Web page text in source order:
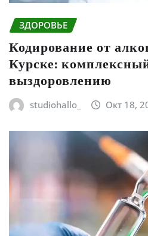
ЗДОРОВЬЕ
Кодирование от
Курске:
выздоровлению
studiohallo_ Окт 18,